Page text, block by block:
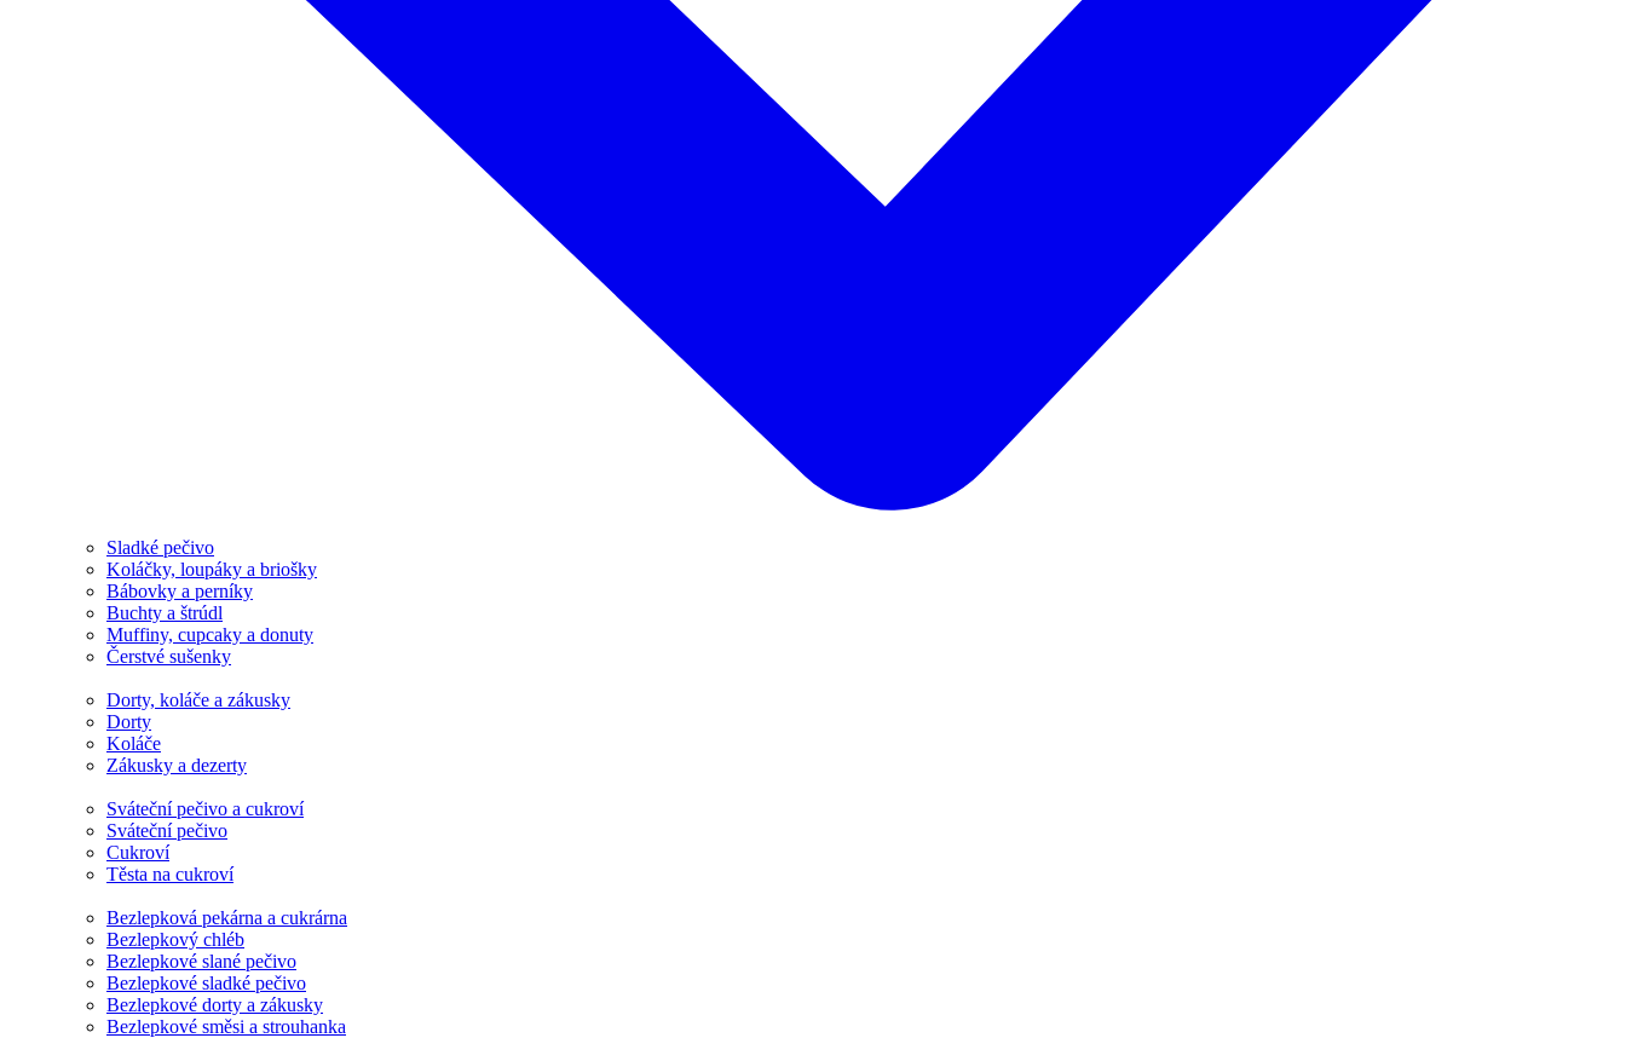
Sladké pečivo
Koláčky, loupáky a briošky
Bábovky a perníky
Buchty a štrúdl
Muffiny, cupcaky a donuty
Čerstvé sušenky
Dorty, koláče a zákusky
Dorty
Koláče
Zákusky a dezerty
Sváteční pečivo a cukroví
Sváteční pečivo
Cukroví
Těsta na cukroví
Bezlepková pekárna a cukrárna
Bezlepkový chléb
Bezlepkové slané pečivo
Bezlepkové sladké pečivo
Bezlepkové dorty a zákusky
Bezlepkové směsi a strouhanka